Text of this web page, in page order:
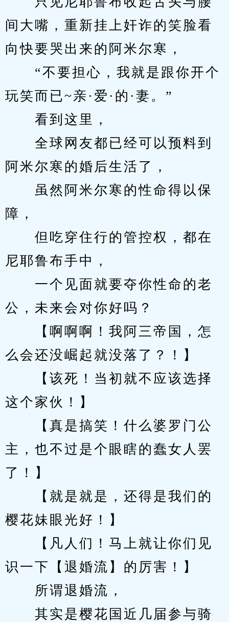
间大嘴，重新挂上奸诈的笑脸看
向快要哭出来的阿米尔寒，
“不要担心，我就是跟你开个
玩笑而已~亲·爱·的·妻。”
看到这里，
全球网友都已经可以预料到
阿米尔寒的婚后生活了，
虽然阿米尔寒的性命得以保
障，
但吃穿住行的管控权，都在
尼耶鲁布手中，
一个见面就要夺你性命的老
公，未来会对你好吗？
【啊啊啊！我阿三帝国，怎
么会还没崛起就没落了？！】
【该死！当初就不应该选择
这个家伙！】
【真是搞笑！什么婆罗门公
主，也不过是个眼瞎的蠢女人罢
了！】
【就是就是，还得是我们的
樱花妹眼光好！】
【凡人们！马上就让你们见
识一下【退婚流】的厉害！】
所谓退婚流，
其实是樱花国近几届参与骑